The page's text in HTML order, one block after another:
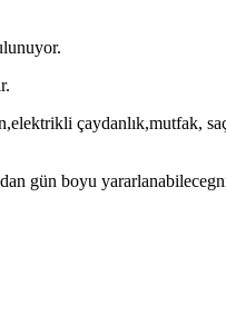
çaydanlık,mutfak,
gün boyu